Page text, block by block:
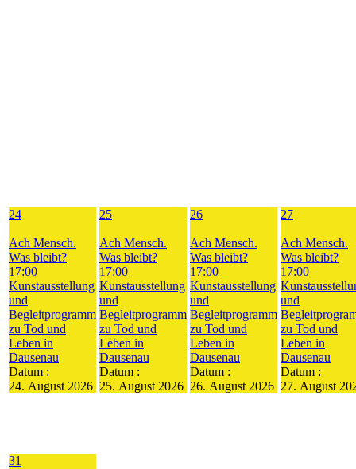
24
Ach Mensch.
Was bleibt?
17:00
Kunstausstellung
und
Begleitprogramm
zu Tod und
Leben in
Dausenau
Datum :
24. August 2026
25
Ach Mensch.
Was bleibt?
17:00
Kunstausstellung
und
Begleitprogramm
zu Tod und
Leben in
Dausenau
Datum :
25. August 2026
26
Ach Mensch.
Was bleibt?
17:00
Kunstausstellung
und
Begleitprogramm
zu Tod und
Leben in
Dausenau
Datum :
26. August 2026
27
Ach Mensch.
Was bleibt?
17:00
und
zu Tod und
Leben in
Dausenau
Datum :
27. August
31